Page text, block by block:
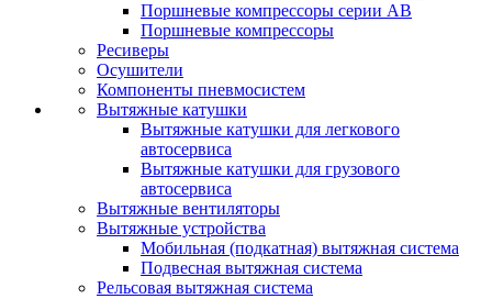
Поршневые компрессоры серии AB
Поршневые компрессоры
Ресиверы
Осушители
Компоненты пневмосистем
Вытяжные катушки
Вытяжные катушки для легкового
автосервиса
Вытяжные катушки для грузового
автосервиса
Вытяжные вентиляторы
Вытяжные устройства
Мобильная (подкатная) вытяжная система
Подвесная вытяжная система
Рельсовая вытяжная система